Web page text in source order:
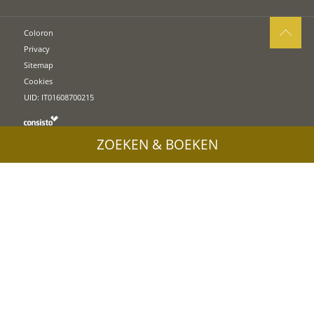
Coloron
Privacy
Sitemap
Cookies
UID: IT01608700215
ZOEKEN & BOEKEN